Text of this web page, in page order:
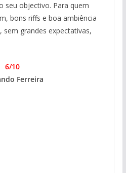
seu objectivo. Para quem
bons riffs e boa ambiência
grandes expectativas,
6/10
Ferreira